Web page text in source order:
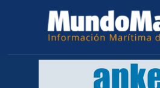
Política de Privacidad
MundoMaritimo.cl es una marca registrada de